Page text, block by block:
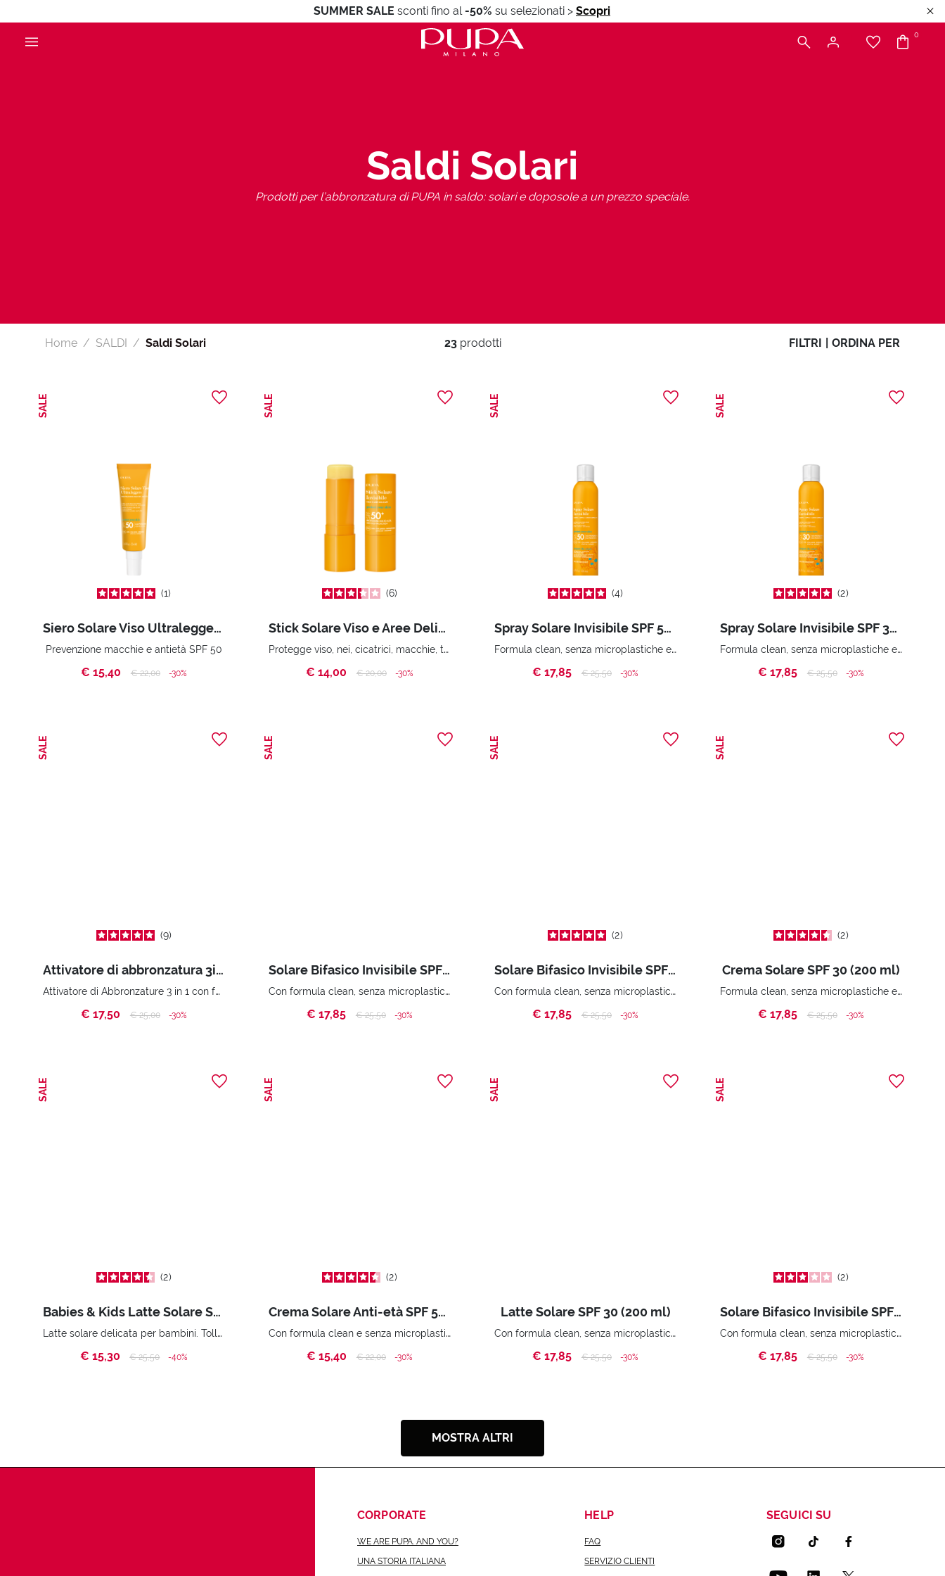
SUMMER SALE sconti fino al -50% su selezionati > Scopri
0
Saldi Solari
Prodotti per l’abbronzatura di PUPA in saldo: solari e doposole a un prezzo speciale.
Home SALDI Saldi Solari 23prodotti FILTRI ORDINA PER
SALE
1
Siero Solare Viso Ultraleggero
Prevenzione macchie e antietà SPF 50
€ 15,40 Price reduced from
€ 22,00to -30%
SALE
6
Stick Solare Viso e Aree Delicate SPF 50+
Protegge viso, nei, cicatrici, macchie, tatuaggi.
€ 14,00
Price reduced from
€ 20,00to -30%
SALE
4
Spray Solare Invisibile SPF 50 (200 ml)
Formula clean, senza microplastiche e senza derivati animali.
€ 17,85
Price reduced from
€ 25,50to -30%
SALE
2
Spray Solare Invisibile SPF 30 (200 ml)
Formula clean, senza microplastiche e senza derivati animali.
€ 17,85
Price reduced from
€ 25,50to -30%
SALE
9
Attivatore di abbronzatura 3in1 (200 ml)
Attivatore di Abbronzature 3 in 1 con formula clean. 95% materie prime di origine naturale
€ 17,50
Price reduced from
€ 25,00to -30%
SALE
Solare Bifasico Invisibile SPF 30 (200 ml)
Con formula clean, senza microplastiche e senza derivati animali.
€ 17,85
Price reduced from
€ 25,50to -30%
SALE
2
Solare Bifasico Invisibile SPF 15 (200 ml)
Con formula clean, senza microplastiche e senza derivati animali.
€ 17,85
Price reduced from
€ 25,50to -30%
SALE
2
Crema Solare SPF 30 (200 ml)
Formula clean, senza microplastiche e senza derivati animali.
€ 17,85
Price reduced from
€ 25,50to -30%
SALE
2
Babies & Kids Latte Solare SPF 50+
Latte solare delicata per bambini. Tollerabilità cutanea pediatricamente testata su un panel di bambini da 6 mesi a 10 anni.
€ 15,30
Price reduced from
€ 25,50to -40%
SALE
2
Crema Solare Anti-età SPF 50 (50 ml)
Con formula clean e senza microplastiche.
€ 15,40
Price reduced from
€ 22,00to -30%
SALE
Latte Solare SPF 30 (200 ml)
Con formula clean, senza microplastiche e senza derivati animali.
€ 17,85
Price reduced from
€ 25,50to -30%
SALE
2
Solare Bifasico Invisibile SPF 50 (200 ml)
Con formula clean, senza microplastiche e senza derivati animali.
€ 17,85
Price reduced from
€ 25,50to -30%
MOSTRA ALTRI
CORPORATE
WE ARE PUPA. AND YOU?
UNA STORIA ITALIANA
HELP
FAQ
SERVIZIO CLIENTI
SEGUICI SU